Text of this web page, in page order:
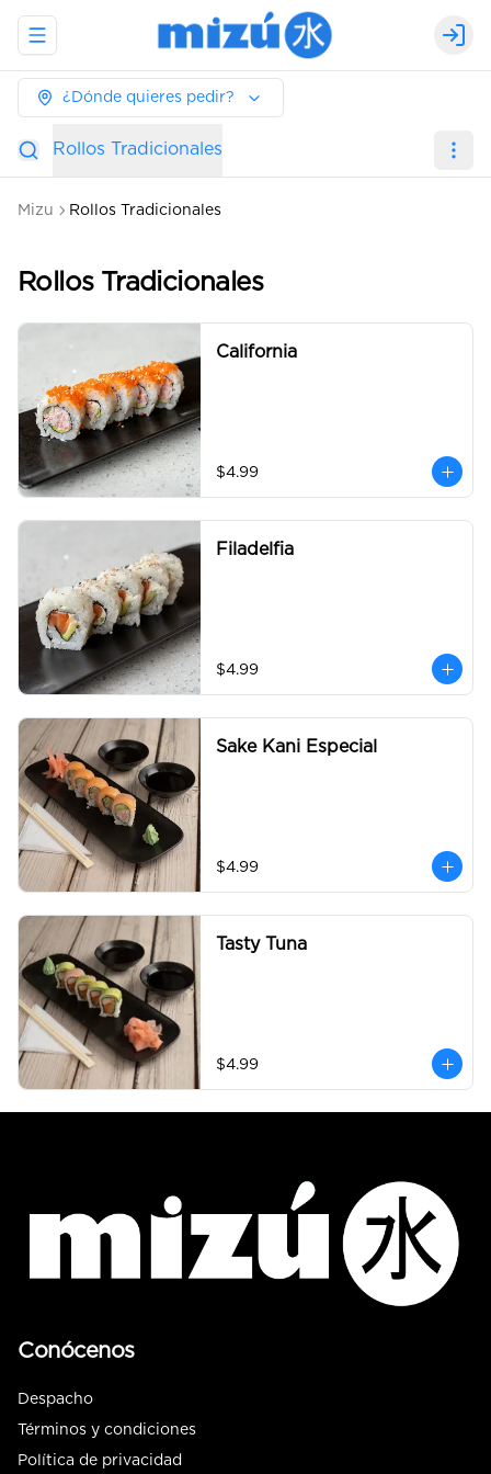
Abrir menu de navegación
¿Dónde quieres pedir?
Rollos Tradicionales
Mizu Rollos Tradicionales
Rollos Tradicionales
California
$4.99
Filadelfia
$4.99
Sake Kani Especial
$4.99
Tasty Tuna
$4.99
Conócenos
Despacho
Términos y condiciones
Política de privacidad